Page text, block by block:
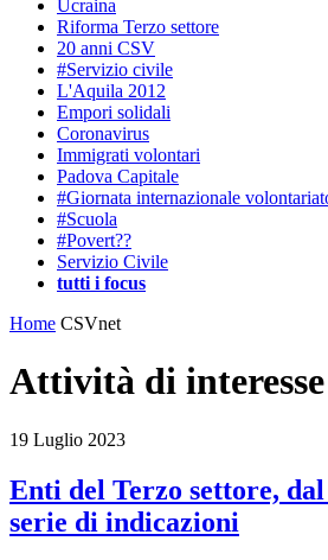
Ucraina
Riforma Terzo settore
20 anni CSV
#Servizio civile
L'Aquila 2012
Empori solidali
Coronavirus
Immigrati volontari
Padova Capitale
#Giornata internazionale
#Scuola
#Povert??
Servizio Civile
tutti i focus
Home CSVnet
Attività di
19 Luglio 2023
Enti del Terzo settore,
serie di indicazioni